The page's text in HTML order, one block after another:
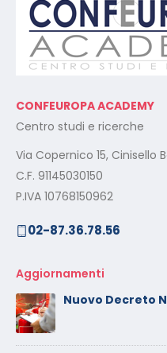
CONFEUROPA ACADEMY
Centro studi e ricerche
Via Copernico 15, Cinisello
C.F. 91145030150
P.IVA 10768150962
02-87.36.78.56
Aggiornamenti
Nuovo Decreto